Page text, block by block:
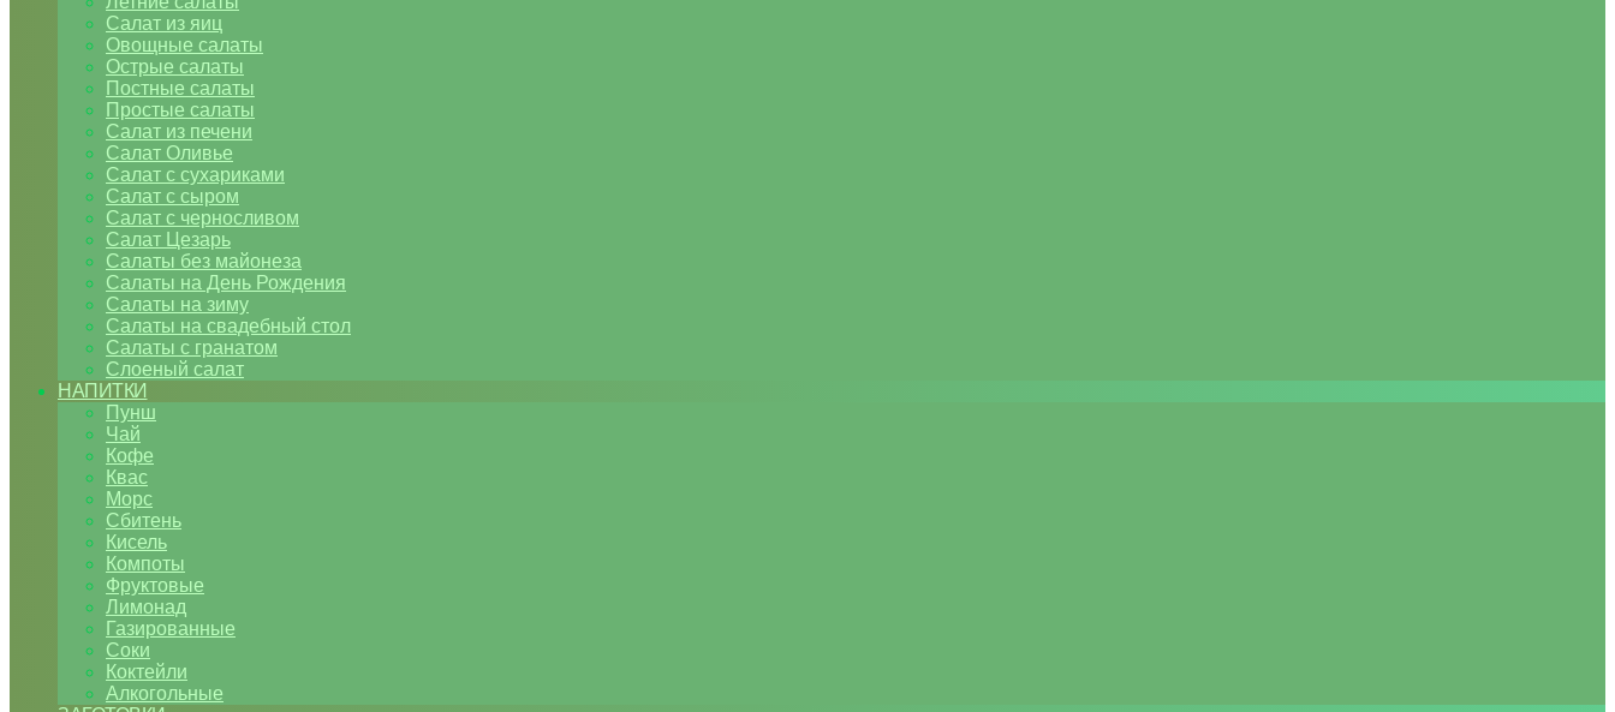
Салат из яиц
Овощные салаты
Острые салаты
Постные салаты
Простые салаты
Салат из печени
Салат Оливье
Салат с сухариками
Салат с сыром
Салат с черносливом
Салат Цезарь
Салаты без майонеза
Салаты на День Рождения
Салаты на зиму
Салаты на свадебный стол
Салаты с гранатом
Слоеный салат
НАПИТКИ
Пунш
Чай
Кофе
Квас
Морс
Сбитень
Кисель
Компоты
Фруктовые
Лимонад
Газированные
Соки
Коктейли
Алкогольные